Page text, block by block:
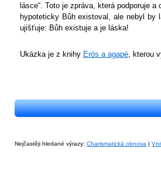
lásce“. Toto je zpráva, která podporuje
hypoteticky Bůh existoval, ale nebyl
ujišťuje: Bůh existuje a je láska!
Ukázka je z knihy Erós a agapé, kterou
Nejčastěji hledané výrazy: Charismatická obnova |